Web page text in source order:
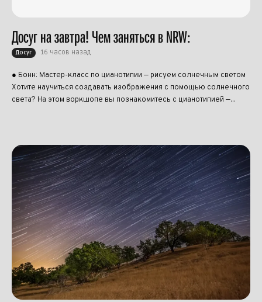
Досуг на завтра! Чем заняться в NRW:
Досуг 16 часов назад
● Бонн: Мастер-класс по цианотипии — рисуем солнечным светом
Хотите научиться создавать изображения с помощью солнечного
света? На этом воркшопе вы познакомитесь с цианотипией —...